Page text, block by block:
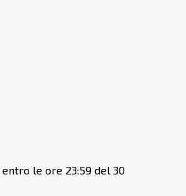
entro le ore 23:59 del 30